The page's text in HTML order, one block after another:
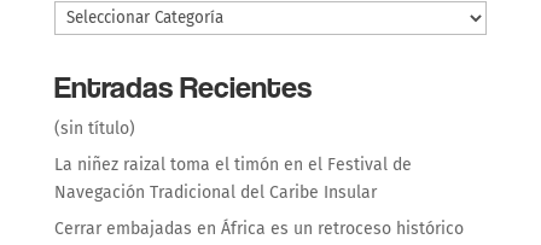
Entradas Recientes
(sin título)
La niñez raizal toma el timón en el Festival de
Navegación Tradicional del Caribe Insular
Cerrar embajadas en África es un retroceso histórico